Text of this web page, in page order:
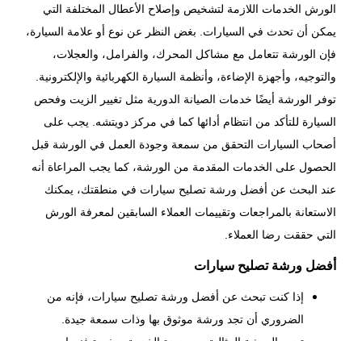
الورش الخدمات اللازمة لتشخيص وإصلاح الأعطال المختلفة التي
يمكن أن تحدث في السيارات. بغض النظر عن نوع أو علامة السيارة،
فإن الورشة تتعامل مع مشاكل المحرك، والفرامل، والعجلات،
والتوجيه، وأجهزة الإضاءة، وأنظمة السيارة الكهربائية والإلكترونية.
توفر الورشة أيضًا خدمات الصيانة الدورية مثل تغيير الزيت وفحص
السيارة للتأكد من انتظام أدائها كما في مركز دويتشه . يجب على
أصحاب السيارات التحقق من سمعة وجودة العمل في الورشة قبل
الحصول على الخدمات المقدمة من الورشة، كما يجب المراعاة أنه
عند البحث عن أفضل ورشة تصليح سيارات في منطقتك، يمكنك
الاستعانة بالمراجعات وتقييمات العملاء السابقين لمعرفة الورش
التي حققت رضا العملاء.
أفضل ورشة تصليح سيارات
إذا كنت تبحث عن أفضل ورشة تصليح سيارات، فإنه من
الضروري أن تجد ورشة موثوق بها وذات سمعة جيدة.